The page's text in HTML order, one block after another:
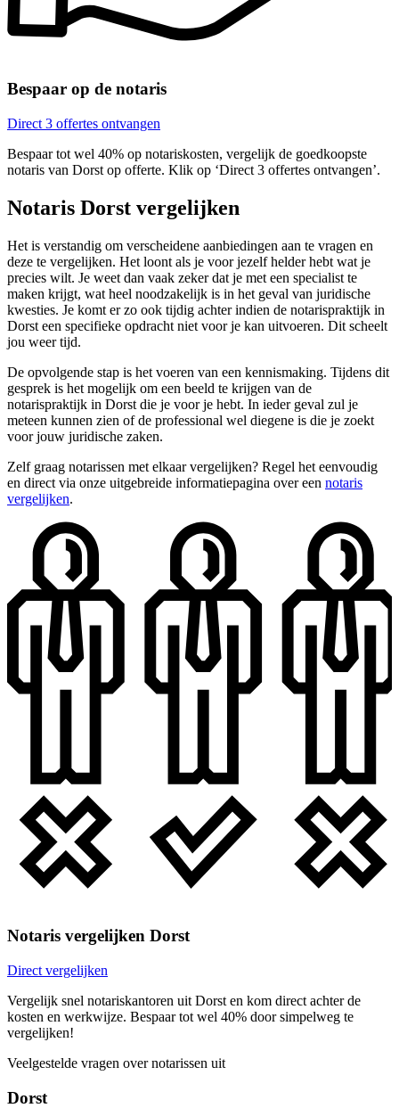
Bespaar op de notaris
Direct 3 offertes ontvangen
Bespaar tot wel 40% op notariskosten, vergelijk de goedkoopste
notaris van Dorst op offerte. Klik op ‘Direct 3 offertes ontvangen’.
Notaris Dorst vergelijken
Het is verstandig om verscheidene aanbiedingen aan te vragen en
deze te vergelijken. Het loont als je voor jezelf helder hebt wat je
precies wilt. Je weet dan vaak zeker dat je met een specialist te
maken krijgt, wat heel noodzakelijk is in het geval van juridische
kwesties. Je komt er zo ook tijdig achter indien de notarispraktijk in
Dorst een specifieke opdracht niet voor je kan uitvoeren. Dit scheelt
jou weer tijd.
De opvolgende stap is het voeren van een kennismaking. Tijdens dit
gesprek is het mogelijk om een beeld te krijgen van de
notarispraktijk in Dorst die je voor je hebt. In ieder geval zul je
meteen kunnen zien of de professional wel diegene is die je zoekt
voor jouw juridische zaken.
Zelf graag notarissen met elkaar vergelijken? Regel het eenvoudig
en direct via onze uitgebreide informatiepagina over een notaris
vergelijken.
Notaris vergelijken Dorst
Direct vergelijken
Vergelijk snel notariskantoren uit Dorst en kom direct achter de
kosten en werkwijze. Bespaar tot wel 40% door simpelweg te
vergelijken!
Veelgestelde vragen over notarissen uit
Dorst